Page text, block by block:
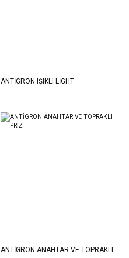
ANTİGRON IŞIKLI LİGHT
ANTİGRON ANAHTAR VE TOPRAKLI